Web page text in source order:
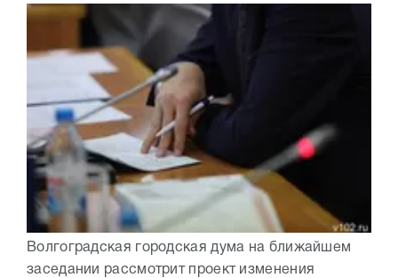
Волгоградская городская дума на ближайшем
заседании рассмотрит проект изменения